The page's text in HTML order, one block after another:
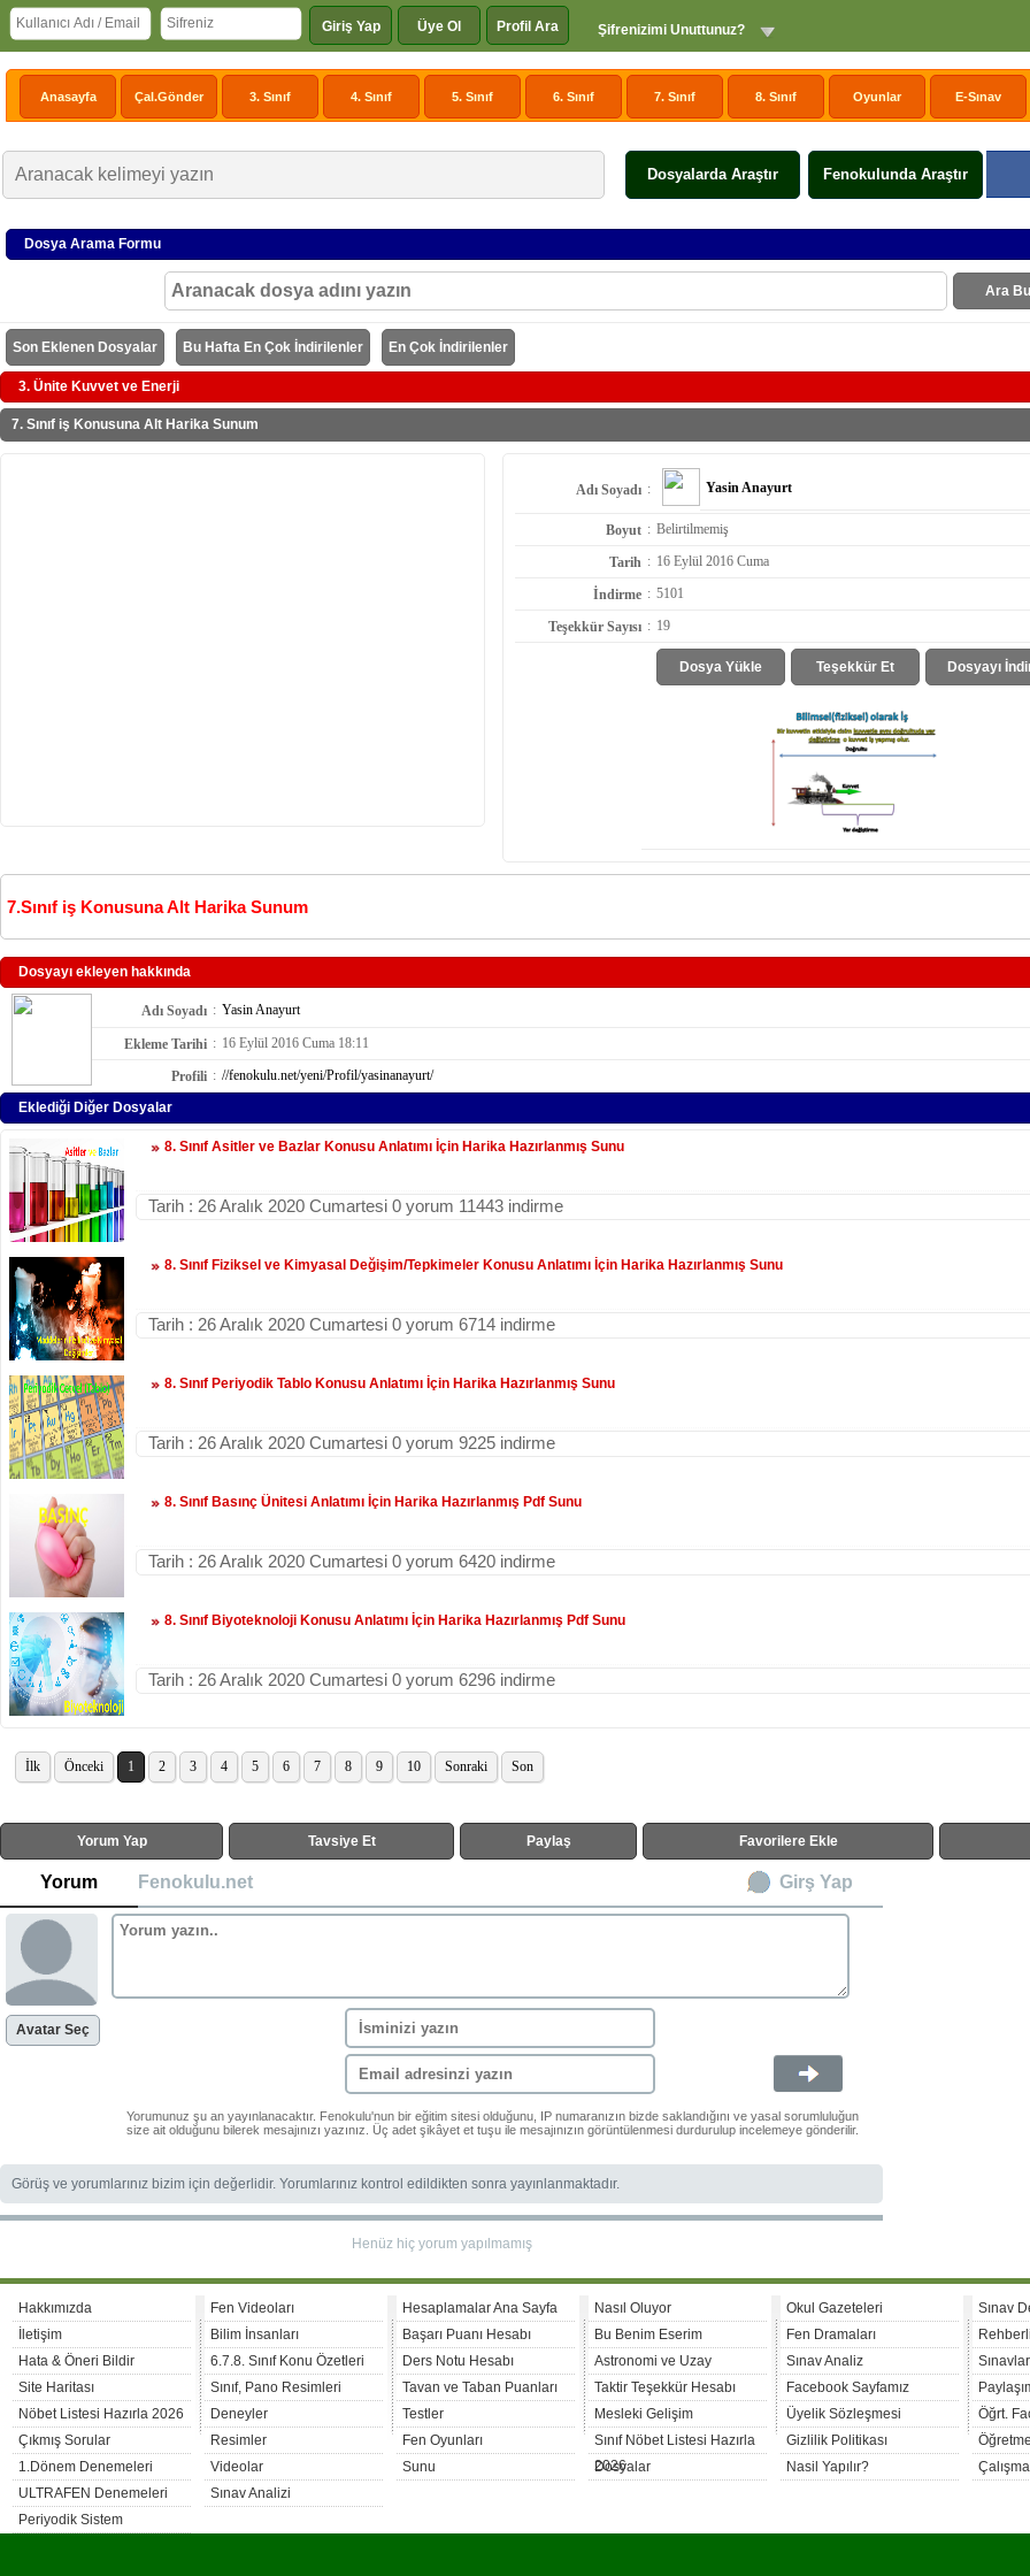
Giriş Yap Üye Ol Profil Ara Şifrenizimi Unuttunuz?
Anasayfa Çal.Gönder 3. Sınıf 4. Sınıf 5. Sınıf 6. Sınıf 7. Sınıf 8. Sınıf Oyunlar E-Sınav
Dosyalarda Araştır Fenokulunda Araştır
Dosya Arama Formu
Ara
Son Eklenen Dosyalar Bu Hafta En Çok İndirilenler En Çok İndirilenler
3. Ünite Kuvvet ve Enerji
7. Sınıf iş Konusuna Alt Harika Sunum
Adı Soyadı : Yasin Anayurt
Boyut : Belirtilmemiş
Tarih : 16 Eylül 2016 Cuma
İndirme : 5101
Teşekkür Sayısı : 19
Dosya Yükle Teşekkür Et Dosyayı
7.Sınıf iş Konusuna Alt Harika Sunum
Dosyayı ekleyen hakkında
Adı Soyadı : Yasin Anayurt
Ekleme Tarihi : 16 Eylül 2016 Cuma 18:11
Profili : //fenokulu.net/yeni/Profil/yasinanayurt/
Eklediği Diğer Dosyalar
8. Sınıf Asitler ve Bazlar Konusu Anlatımı İçin Harika Hazırlanmış Sunu
Tarih : 26 Aralık 2020 Cumartesi 0 yorum 11443 indirme
8. Sınıf Fiziksel ve Kimyasal Değişim/Tepkimeler Konusu Anlatımı İçin Harika Hazırlanmış Sunu
Tarih : 26 Aralık 2020 Cumartesi 0 yorum 6714 indirme
8. Sınıf Periyodik Tablo Konusu Anlatımı İçin Harika Hazırlanmış Sunu
Tarih : 26 Aralık 2020 Cumartesi 0 yorum 9225 indirme
8. Sınıf Basınç Ünitesi Anlatımı İçin Harika Hazırlanmış Pdf Sunu
Tarih : 26 Aralık 2020 Cumartesi 0 yorum 6420 indirme
8. Sınıf Biyoteknoloji Konusu Anlatımı İçin Harika Hazırlanmış Pdf Sunu
Tarih : 26 Aralık 2020 Cumartesi 0 yorum 6296 indirme
İlk Önceki 1 2 3 4 5 6 7 8 9 10 Sonraki Son
Yorum Yap Tavsiye Et Paylaş Favorilere Ekle
Yorum Fenokulu.net Girş Yap
Avatar Seç
Yorumunuz şu an yayınlanacaktır. Fenokulu'nun bir eğitim sitesi olduğunu, IP numaranızın bizde saklandığını ve yasal sorumluluğun
size ait olduğunu bilerek mesajınızı yazınız. Üç adet şikâyet et tuşu ile mesajınızın görüntülenmesi durdurulup incelemeye gönderilir.
Görüş ve yorumlarınız bizim için değerlidir. Yorumlarınız kontrol edildikten sonra yayınlanmaktadır.
Henüz hiç yorum yapılmamış
Hakkımızda
İletişim
Hata & Öneri Bildir
Site Haritası
Nöbet Listesi Hazırla 2026
Çıkmış Sorular
1.Dönem Denemeleri
ULTRAFEN Denemeleri
Periyodik Sistem
Fen Videoları
Bilim İnsanları
6.7.8. Sınıf Konu Özetleri
Sınıf, Pano Resimleri
Deneyler
Resimler
Videolar
Sınav Analizi
Hesaplamalar Ana Sayfa
Başarı Puanı Hesabı
Ders Notu Hesabı
Tavan ve Taban Puanları
Testler
Fen Oyunları
Sunu
Nasıl Oluyor
Bu Benim Eserim
Astronomi ve Uzay
Taktir Teşekkür Hesabı
Mesleki Gelişim
Sınıf Nöbet Listesi Hazırla
2026
Dosyalar
Okul Gazeteleri
Fen Dramaları
Sınav Analiz
Facebook Sayfamız
Üyelik Sözleşmesi
Gizlilik Politikası
Nasil Yapılır?
Sınav
Öğrt.